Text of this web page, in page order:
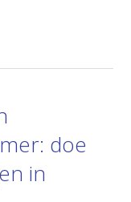
doe
in